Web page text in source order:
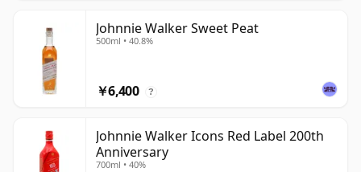
Johnnie Walker Sweet Peat
500ml • 40.8%
￥6,400 ?
Johnnie Walker Icons Red Label 200th
Anniversary
700ml • 40%